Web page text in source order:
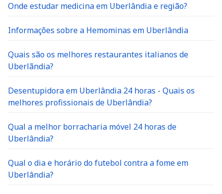
Onde estudar medicina em Uberlândia e região?
Informações sobre a Hemominas em Uberlândia
Quais são os melhores restaurantes italianos de
Uberlãndia?
Desentupidora em Uberlândia 24 horas - Quais os
melhores profissionais de Uberlândia?
Qual a melhor borracharia móvel 24 horas de
Uberlândia?
Qual o dia e horário do futebol contra a fome em
Uberlândia?